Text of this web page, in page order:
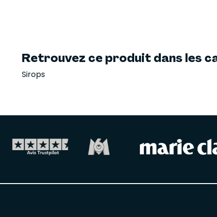
Retrouvez ce produit dans les
Sirops